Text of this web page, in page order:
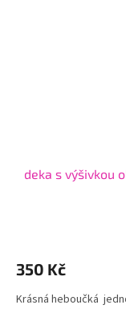
deka s výšivkou
350 Kč
Krásná heboučká